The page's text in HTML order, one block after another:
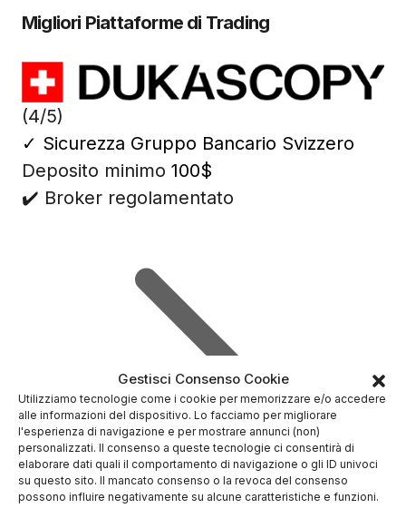
Gestisci Consenso Cookie
Utilizziamo tecnologie come i cookie per memorizzare e/o accedere
alle informazioni del dispositivo. Lo facciamo per migliorare
l'esperienza di navigazione e per mostrare annunci (non)
personalizzati. Il consenso a queste tecnologie ci consentirà di
elaborare dati quali il comportamento di navigazione o gli ID univoci
su questo sito. Il mancato consenso o la revoca del consenso
possono influire negativamente su alcune caratteristiche e funzioni.
Migliori Piattaforme di Trading
(4/5)
✓ Sicurezza Gruppo Bancario Svizzero
Deposito minimo 100$
✔️ Broker regolamentato